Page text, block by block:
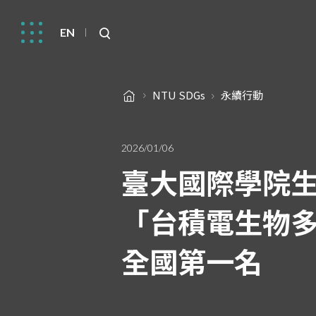
EN
NTU SDGs 永續行動
2026/01/06
臺大國際學院
「台積電生
全國第一名